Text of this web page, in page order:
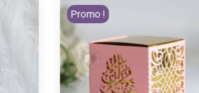
Promo !